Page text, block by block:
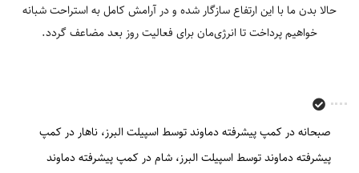
حالا بدن ما با این ارتفاع سازگار شده و در آرامش کامل به استراحت شبانه
خواهیم پرداخت تا انرژی‌مان برای فعالیت روز بعد مضاعف گردد.
صبحانه در کمپ پیشرفته دماوند توسط اسپیلت البرز ناهار در کمپ
پیشرفته دماوند توسط اسپیلت البرز شام در کمپ پیشرفته دماوند